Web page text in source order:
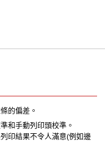
的偏差。
和手動列印頭校準。
印結果不令人滿意(例如邊